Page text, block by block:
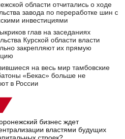
области отчитались о ходе
завода по переработке шин с
инвестициями
глав на заседаниях
Курской области власти
закрепляют их прямую
на весь мир тамбовские
«Бекас» больше не
в России
бизнес ждет
властями будущих